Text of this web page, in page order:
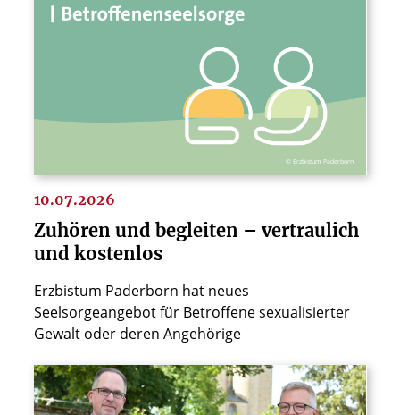
© Erzbistum Paderborn
10.07.2026
Zuhören und begleiten – vertraulich
und kostenlos
Erzbistum Paderborn hat neues
Seelsorgeangebot für Betroffene sexualisierter
Gewalt oder deren Angehörige